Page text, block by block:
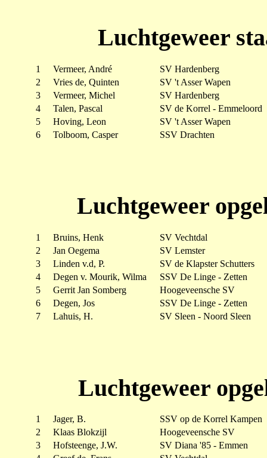
Luchtgeweer
1 Vermeer, André
SV Hardenberg
2
Vries de, Quinten
SV 't Asser Wapen
3
Vermeer, Michel
SV Hardenberg
4
Talen, Pascal
SV de Korrel - Emmeloord
5
Hoving, Leon
SV 't Asser Wapen
6
Tolboom, Casper SSV Drachten
Luchtgeweer
1 Bruins, Henk
SV Vechtdal
2
Jan Oegema
SV Lemster
3
Linden v.d, P.
SV de Klapster Schutters
4
Degen v. Mourik, Wilma
SSV De Linge - Zetten
5
Gerrit Jan Somberg
Hoogeveensche SV
6
Degen, Jos
SSV De Linge - Zetten
7
Lahuis, H. SV Sleen - Noord Sleen
Luchtgeweer
1 Jager, B.
SSV op de Korrel Kampen
2
Klaas Blokzijl
Hoogeveensche SV
3
Hofsteenge, J.W.
SV Diana '85 - Emmen